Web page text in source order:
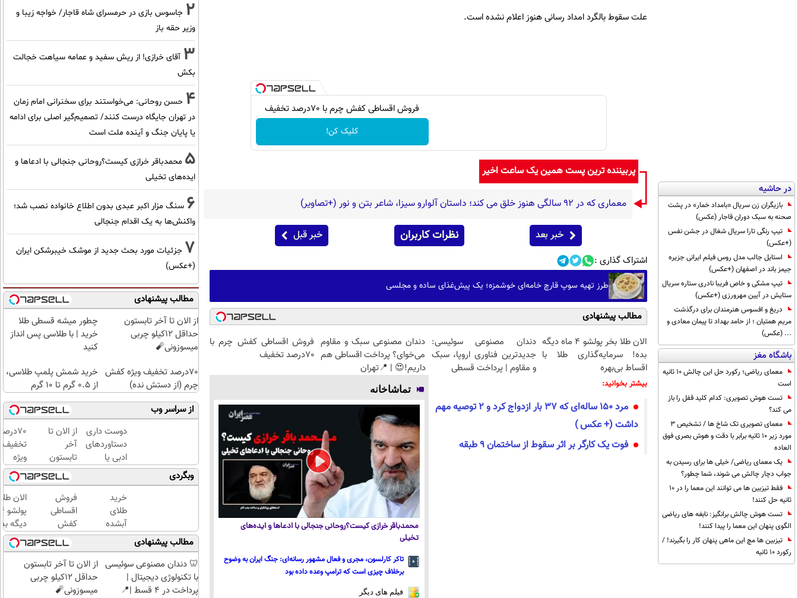
در حاشیه
بازیگران زن سریال «بامداد خمار» در پشت
صحنه به سبک دوران قاجار (عکس)
تیپ رنگی تارا سریال شغال در جشن نفس
(+عکس)
استایل جالب مدل روس فیلم ایرانی جزیره
جیمز باند در اصفهان (+عکس)
تیپ مشکی و خاص فریبا نادری ستاره سریال
ستایش در آیین مهرورزی (+عکس)
دریغ و افسوس هنرمندان برای درگذشت
مریم همتیان ؛ از حامد بهداد تا پیمان معادی و
... (عکس)
باشگاه مغز
معمای ریاضی؛ رکورد حل این چالش 10 ثانیه
است
تست هوش تصویری: کدام کلید قفل را باز
می کند؟
معمای تصویری تک شاخ ها / تشخیص 3
مورد زیر 10 ثانیه برابر با دقت و هوش بصری فوق
العاده
یک معمای ریاضی/ خیلی ها برای رسیدن به
جواب دچار چالش می شوند، شما چطور؟
فقط تیزبین ها می توانند این معما را در 10
ثانیه حل کنند!
تست هوش چالش برانگیز: نابغه های ریاضی
الگوی پنهان این معما را پیدا کنند!
تیزبین ها مچ این ماهی پنهان کار را بگیرند! /
رکورد 10 ثانیه
علت سقوط بالگرد امداد رسانی هنوز اعلام نشده است.
فروش اقساطی کفش چرم با 70درصد تخفیف
کلیک کن!
پربیننده ترین پست همین یک ساعت اخیر
معماری که در 92 سالگی هنوز خلق می کند؛ داستان آلوارو سیزا، شاعر بتن و نور (+تصاویر)
خبر بعد نظرات کاربران خبر قبل
اشتراک گذاری :
طرز تهیه سوپ قارچ خامه‌ای خوشمزه؛ یک پیش‌غذای ساده و مجلسی
مطالب پیشنهادی
الان طلا بخر پولشو 4 ماه دیگه
بده! سرمایه‌گذاری طلا با
اقساط بی‌بهره
دندان مصنوعی سوئیسی:
جدیدترین فناوری اروپا، سبک
و مقاوم | پرداخت قسطی
دندان مصنوعی سبک و مقاوم
می‌خوای؟ پرداخت اقساطی هم
داریم!😍 | 📍تهران
فروش اقساطی کفش چرم با
70درصد تخفیف
بیشتر بخوانید:
مرد 150 ساله‌ای که 37 بار ازدواج کرد و 2 توصیه مهم
داشت (+ عکس )
فوت یک کارگر بر اثر سقوط از ساختمان ۹ طبقه
تماشاخانه
محمدباقر خرازی کیست؟روحانی جنجالی با ادعاها و ایده‌های
تخیلی
تاکر کارلسون، مجری و فعال مشهور رسانه‌ای: جنگ ایران به وضوح
برخلاف چیزی است که ترامپ وعده داده بود
فیلم های دیگر
2 جاسوس بازی در حرمسرای شاه قاجار/ خواجه زیبا و
وزیر حقه باز
3 آقای خرازی! از ریش سفید و عمامه سیاهت خجالت
بکش
4 حسن روحانی: می‌خواستند برای سخنرانی امام زمان
در تهران جایگاه درست کنند/ تصمیم‌گیر اصلی برای ادامه
یا پایان جنگ و آینده ملت است
5 محمدباقر خرازی کیست؟روحانی جنجالی با ادعاها و
ایده‌های تخیلی
6 سنگ مزار اکبر عبدی بدون اطلاع خانواده نصب شد؛
واکنش‌ها به یک اقدام جنجالی
7 جزئیات مورد بحث جدید از موشک خیبرشکن ایران
(+عکس)
مطالب پیشنهادی
از الان تا آخر تابستون
حداقل 12کیلو چربی
میسوزونی🧨
چطور میشه قسطی طلا
خرید | با طلاسی پس انداز
کنید
70درصد تخفیف ویژه کفش
چرم (از دستش نده)
خرید شمش پلمپ طلاسی،
از ۰.۵ گرم تا ۱۰ گرم
از سراسر وب
دوست داری
دستاوردهای
ادبی یا
علمی خود را
فوری به
کتاب تبدیل
کنی؟
از الان تا
آخر
تابستون
حداقل
12کیلو
چربی
میسوزونی
🧨
تخفیف
ویژه
کفش
چرم (از
دستش
نده)
وبگردی
خرید
طلای
آبشده
حتی با
۱۰۰هزارتومان
فروش
اقساطی
کفش
چرم با
70درصد
تخفیف
الان
دیگه
طلا با
بی‌بهره
مطالب پیشنهادی
🦷 دندان مصنوعی سوئیسی
با تکنولوژی دیجیتال |
پرداخت در 4 قسط |📍
از الان تا آخر تابستون
حداقل 12کیلو چربی
میسوزونی🧨